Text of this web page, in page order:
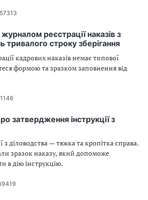
особова картка працівника (П-2
Чи заповнюється картка П-2 для
на ці питання — у статті.
57313
реєстрації наказів з
тривалого строку зберігання
кадрових наказів немає типової
формою та зразком заповнення від
затвердження інструкції з
з діловодства — тяжка та кропітка справа.
зразок наказу, який допоможе
в дію інструкцію.